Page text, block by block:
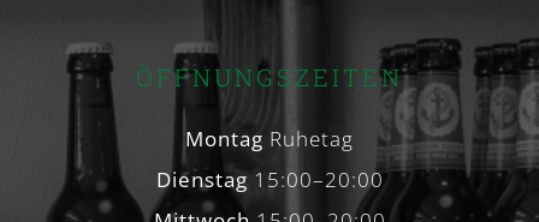
ÖFFNUNGSZEITEN
Montag Ruhetag
Dienstag15:00–20:00